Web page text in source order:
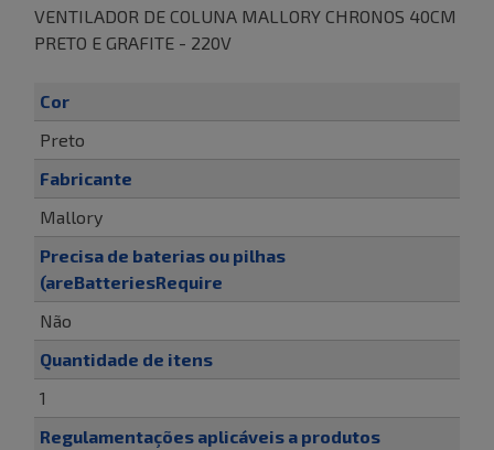
VENTILADOR DE COLUNA MALLORY CHRONOS 40CM
PRETO E GRAFITE - 220V
Cor
Preto
Fabricante
Mallory
Precisa de baterias ou pilhas
(areBatteriesRequire
Não
Quantidade de itens
1
Regulamentações aplicáveis a produtos